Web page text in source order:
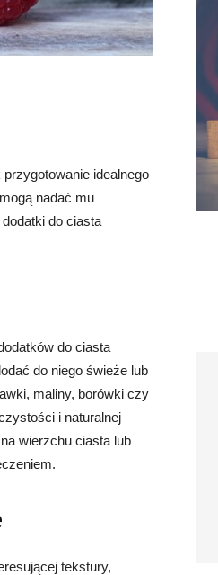
idealnego
nadać mu
do ciasta
do ciasta
do niego świeże lub
maliny, borówki czy
i naturalnej
wierzchu ciasta lub
tekstury,